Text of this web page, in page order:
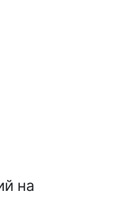
на